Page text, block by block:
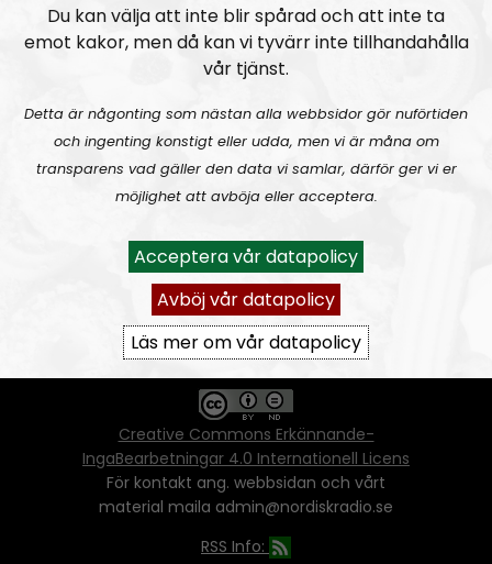
Ansvarig utgivare:Vera Oredsson
Vårdatapolicy
Du får kopiera och sprida vårt material
oförändrat, men uppge oss som källa.
Om ni vill sprida ett urklipp ni själva skapat
går även det bra, så länge det inte görs med
ett vinstdrivande syfte - då behöver ni
skriftlig tillåtelse från oss.
Creative Commons Erkännande-
IngaBearbetningar 4.0 Internationell Licens
För kontakt ang. webbsidan och vårt
material maila admin@nordiskradio.se
RSS Info:
Du kan välja att inte blir spårad och att inte ta
emot kakor, men då kan vi tyvärr inte tillhandahålla
vår tjänst.
Detta är någonting som nästan alla webbsidor gör nuförtiden
och ingenting konstigt eller udda, men vi är måna om
transparens vad gäller den data vi samlar, därför ger vi er
möjlighet att avböja eller acceptera.
Acceptera vår datapolicy
Avböj vår datapolicy
Läs mer om vår datapolicy